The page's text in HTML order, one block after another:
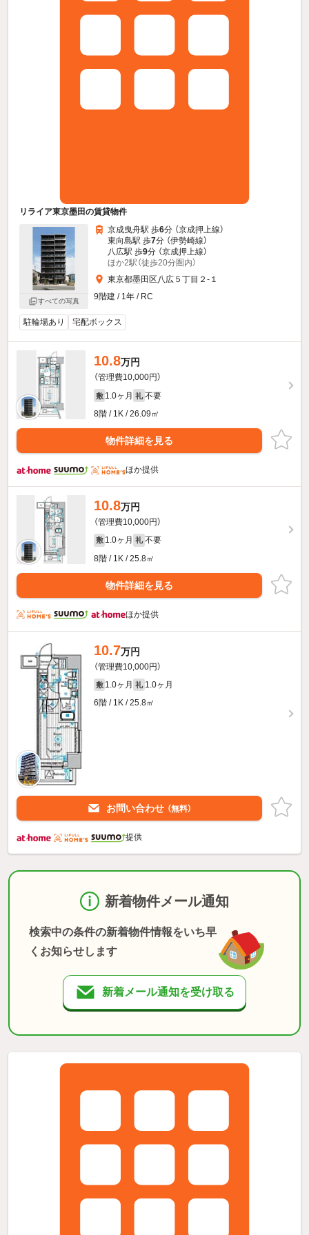
リライア東京墨田の賃貸物件
すべての写真
京成曳舟駅 歩6分 （京成押上線）
東向島駅 歩7分 （伊勢崎線）
八広駅 歩9分 （京成押上線）
ほか2駅（徒歩20分圏内）
東京都墨田区八広５丁目２-１
9階建 / 1年 / RC
駐輪場あり 宅配ボックス
10.8万円
（管理費10,000円）
敷 1.0ヶ月 礼 不要
8階 / 1K / 26.09㎡
物件詳細を見る
ほか提供
10.8万円
（管理費10,000円）
敷 1.0ヶ月 礼 不要
8階 / 1K / 25.8㎡
物件詳細を見る
ほか提供
10.7万円
（管理費10,000円）
敷 1.0ヶ月 礼 1.0ヶ月
6階 / 1K / 25.8㎡
お問い合わせ （無料）
提供
新着物件メール通知
検索中の条件の新着物件情報をいち早
くお知らせします
新着メール通知を受け取る